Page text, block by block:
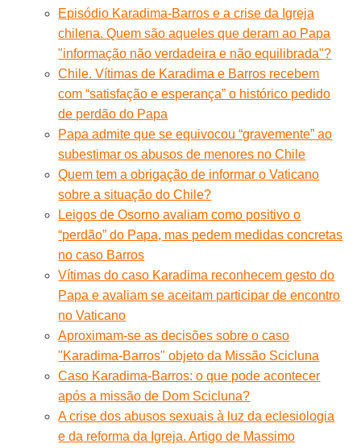
Episódio Karadima-Barros e a crise da Igreja
chilena. Quem são aqueles que deram ao Papa
"informação não verdadeira e não equilibrada"?
Chile. Vítimas de Karadima e Barros recebem
com “satisfação e esperança” o histórico pedido
de perdão do Papa
Papa admite que se equivocou “gravemente” ao
subestimar os abusos de menores no Chile
Quem tem a obrigação de informar o Vaticano
sobre a situação do Chile?
Leigos de Osorno avaliam como positivo o
“perdão” do Papa, mas pedem medidas concretas
no caso Barros
Vítimas do caso Karadima reconhecem gesto do
Papa e avaliam se aceitam participar de encontro
no Vaticano
Aproximam-se as decisões sobre o caso
"Karadima-Barros" objeto da Missão Scicluna
Caso Karadima-Barros: o que pode acontecer
após a missão de Dom Scicluna?
A crise dos abusos sexuais à luz da eclesiologia
e da reforma da Igreja. Artigo de Massimo